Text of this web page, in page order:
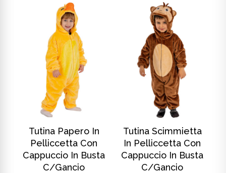
Tutina Papero In
Pelliccetta Con
Cappuccio In Busta
C/gancio
Tutina Scimmietta
In Pelliccetta Con
Cappuccio In Busta
C/gancio